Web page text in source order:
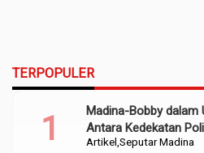
TERPOPULER
Artikel Seputar Madina
Madina-Bobby dalam
Antara Kedekatan
Perencanaan